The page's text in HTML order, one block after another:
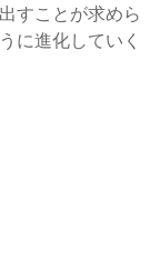
すことが求めら
に進化していく